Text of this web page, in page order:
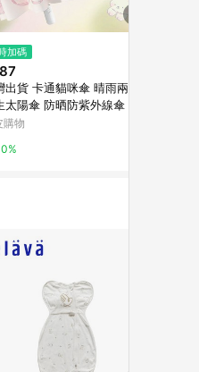
際回饋，依
加碼
出貨 卡通貓咪傘 晴雨兩用
太陽傘 防晒防紫外線傘 可愛
動傘 黑膠 雨傘 陽傘 遮
購物